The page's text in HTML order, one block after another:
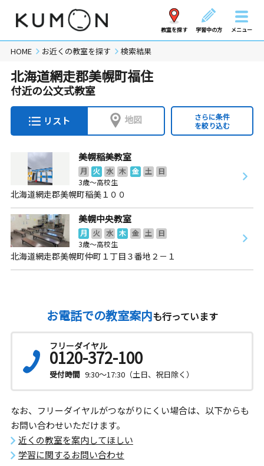
教室を探す 学習中の方 メニュー
HOME お近くの教室を探す 検索結果
北海道網走郡美幌町福住
付近の公文式教室
リスト 地図
さらに条件
を絞り込む
美幌稲美教室
月 火 水 木 金 土
日
3歳～高校生
北海道網走郡美幌町稲美１００
美幌中央教室
月 火 水 木 金 土
日
3歳～高校生
北海道網走郡美幌町仲町１丁目３番地２－１
お電話での教室案内も行っています
フリーダイヤル
0120-372-100
受付時間 9:30～17:30（土日、祝日除く）
なお、フリーダイヤルがつながりにくい場合は、以下からも
お問い合わせいただけます。
近くの教室を案内してほしい
学習に関するお問い合わせ